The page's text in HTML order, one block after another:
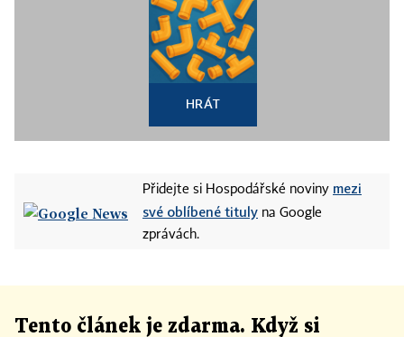
HRÁT
Přidejte si Hospodářské noviny mezi
své oblíbené tituly na Google
zprávách.
Tento článek je zdarma. Když si